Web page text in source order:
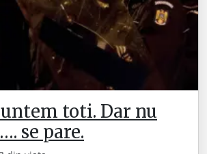
toti. Dar nu
se pare.